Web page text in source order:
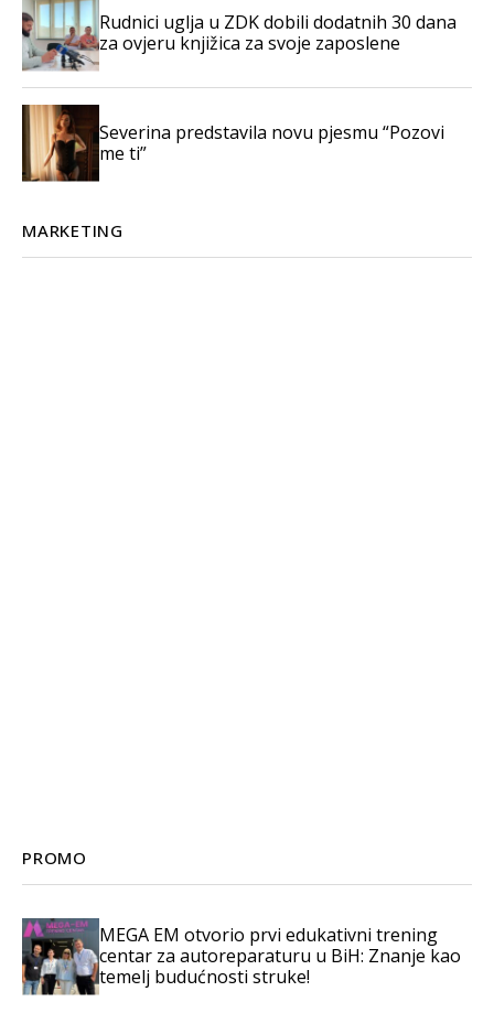
Rudnici uglja u ZDK dobili dodatnih 30 dana
za ovjeru knjižica za svoje zaposlene
Severina predstavila novu pjesmu “Pozovi
me ti”
MARKETING
PROMO
MEGA EM otvorio prvi edukativni trening
centar za autoreparaturu u BiH: Znanje kao
temelj budućnosti struke!